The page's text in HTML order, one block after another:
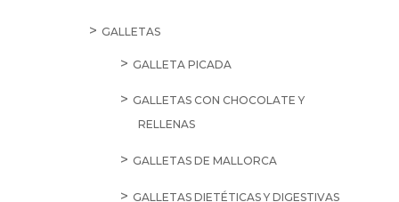
GALLETAS
GALLETA PICADA
GALLETAS CON CHOCOLATE Y
RELLENAS
GALLETAS DE MALLORCA
GALLETAS DIETÉTICAS Y DIGESTIVAS